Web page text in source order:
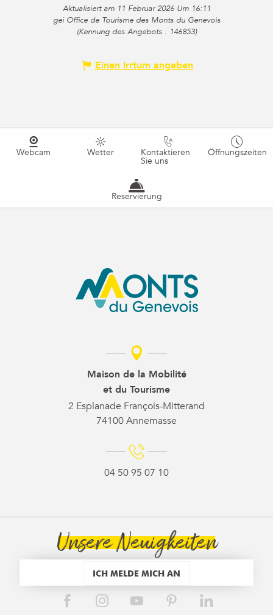
Aktualisiert am 11 Februar 2026 Um 16:11
gei Office de Tourisme des Monts du Genevois
(Kennung des Angebots : 146853)
Einen Irrtum angeben
Webcam Wetter Kontaktieren
Sie uns
Öffnungszeiten
Reservierung
Maison de la Mobilité
et du Tourisme
2 Esplanade François-Mitterand
74100 Annemasse
04 50 95 07 10
Unsere Neuigkeiten
ICH MELDE MICH AN